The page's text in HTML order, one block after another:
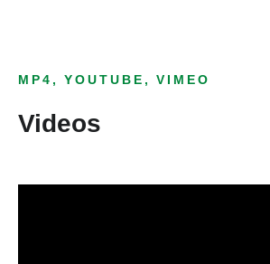
MP4, YOUTUBE, VIMEO
Videos